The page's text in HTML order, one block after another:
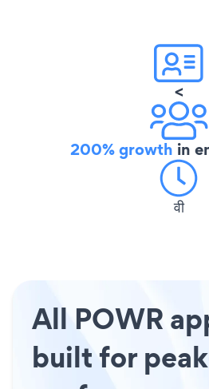
<
200% growth in
वी
All POWR
built for